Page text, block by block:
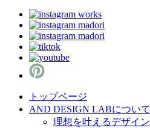
トップページ
AND DESIGN LABについて
理想を叶えるデザイン